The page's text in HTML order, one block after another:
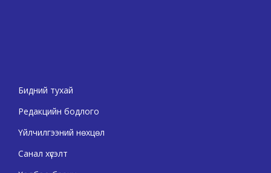
Бидний тухай
Редакцийн бодлого
Үйлчилгээний нөхцөл
Санал хүсэлт